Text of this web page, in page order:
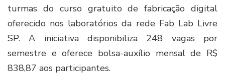
turmas do curso gratuito de fabricação digital
oferecido nos laboratórios da rede Fab Lab Livre
SP. A iniciativa disponibiliza 248 vagas por
semestre e oferece bolsa-auxílio mensal de R$
838,87 aos participantes.